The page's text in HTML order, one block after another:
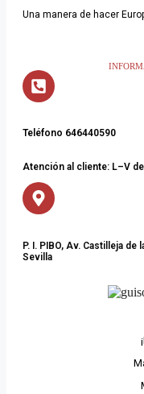
Una manera de hacer
Teléfono 646440590
Atención al cliente: L–V
P. I. PIBO, Av. Castilleja
Sevilla